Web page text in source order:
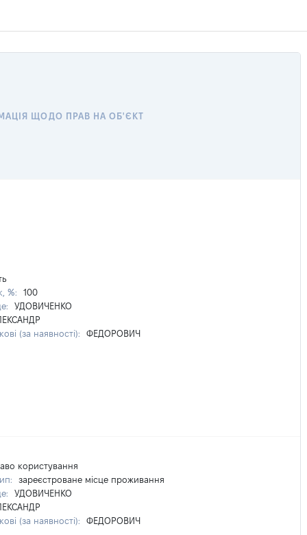
ЩОДО ПРАВ НА ОБ'ЄКТ
%:
100
УДОВИЧЕНКО
(за наявності):
ФЕДОРОВИЧ
користування
зареєстроване місце проживання
УДОВИЧЕНКО
(за наявності):
ФЕДОРОВИЧ